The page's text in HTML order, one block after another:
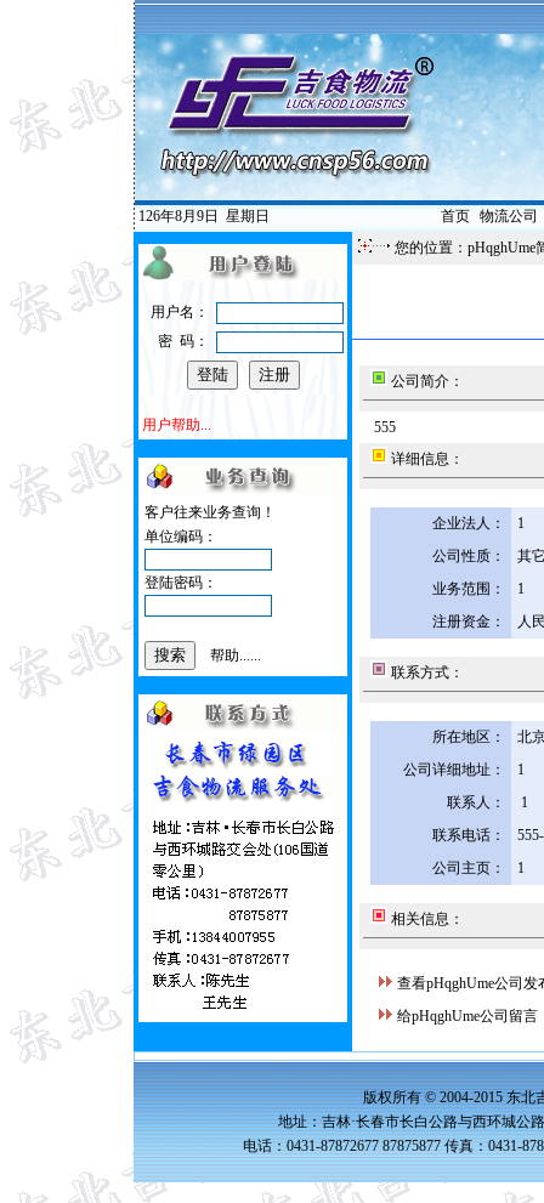
126年8月9日 星期日 首页| 物流公司
用户名：
密 码：
用户帮助...
客户往来业务查询！
单位编码：
登陆密码：
帮助......
您的位置：pHqghUme
公司简介：
555
详细信息：
企业法人：
1
公司性质：
其
业务范围：
1
注册资金：
人
联系方式：
所在地区：
北
公司详细地址：
1
联系人：
1
联系电话：
公司主页：
1
相关信息：
查看pHqghUme公司发
给pHqghUme公司留言
版权所有 © 2004-2015 东北
地址：吉林·长春市长白公路与西环城公
电话：0431-87872677 87875877 传真：0431-